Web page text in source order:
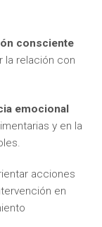
consciente
la relación con
emocional
y en la
acciones
en